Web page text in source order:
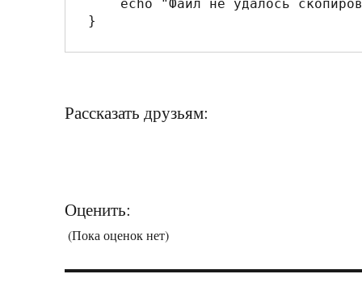
Рассказать друзьям:
Оценить:
(Пока оценок нет)